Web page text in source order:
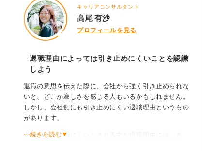
キャリアコンサルタント
高尾 有沙
プロフィールを見る
退職理由によっては引き止めにくいことを認識
しよう
退職の意思を伝えた際に、会社から強く引き止められな
いと、どこか寂しさを感じる人もいるかもしれません。
しかし、会社側にも引き止めにくい退職理由というもの
があります。
会社が引き止めにくいとされる主な退職理由には、ま
⋯続きを読む▼